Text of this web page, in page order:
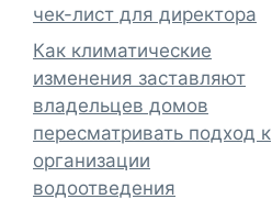
чек-лист для директора
Как климатические
изменения заставляют
владельцев домов
пересматривать подход к
организации
водоотведения